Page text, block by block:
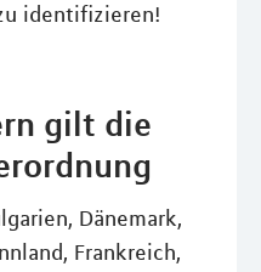
identifizieren!
gilt die
Dänemark,
Frankreich,